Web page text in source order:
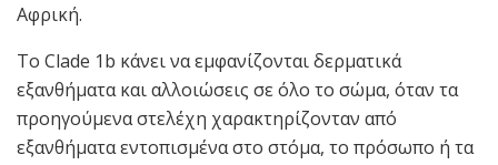
Αφρική.
Το Clade 1b κάνει να εμφανίζονται δερματικά
εξανθήματα και αλλοιώσεις σε όλο το σώμα, όταν τα
προηγούμενα στελέχη χαρακτηρίζονταν από
εξανθήματα εντοπισμένα στο στόμα, το πρόσωπο ή τα